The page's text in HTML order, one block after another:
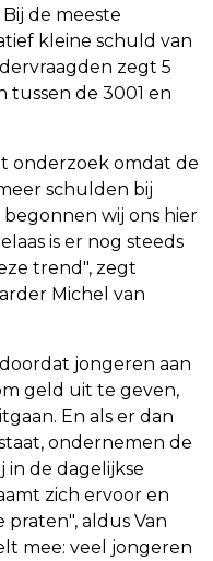
de meeste
kleine schuld van
zegt 5
de 3001 en
onderzoek omdat de
schulden bij
wij ons hier
is er nog steeds
trend", zegt
Michel van
jongeren aan
geld uit te geven,
En als er dan
ondernemen de
in de dagelijkse
zich ervoor en
aldus Van
mee: veel jongeren